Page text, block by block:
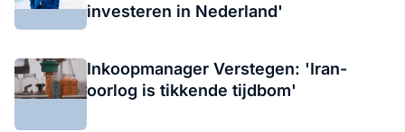
investeren in Nederland'
Inkoopmanager Verstegen: 'Iran-
oorlog is tikkende tijdbom'